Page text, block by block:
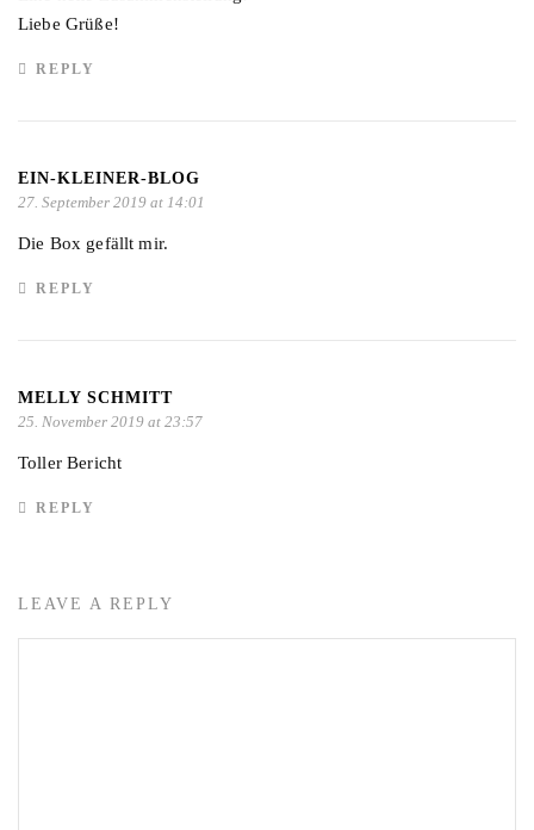
Liebe Grüße!
REPLY
EIN-KLEINER-BLOG
27. September 2019 at 14:01
Die Box gefällt mir.
REPLY
MELLY SCHMITT
25. November 2019 at 23:57
Toller Bericht
REPLY
LEAVE A REPLY